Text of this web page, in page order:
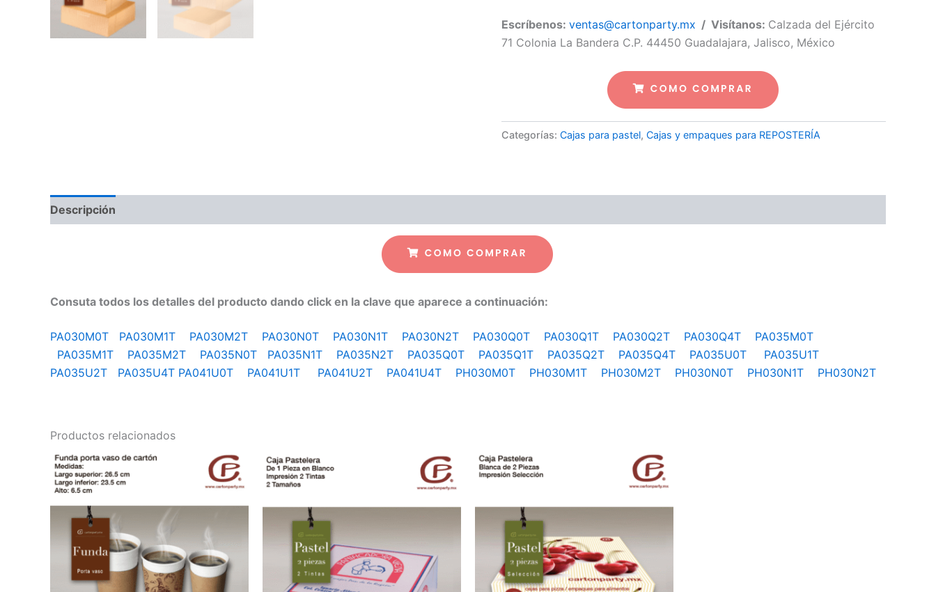
Escríbenos: ventas@cartonparty.mx / Visítanos: Calzada del Ejército
71 Colonia La Bandera C.P. 44450 Guadalajara, Jalisco, México
Categorías: Cajas para pastel, Cajas y empaques para REPOSTERÍA
Descripción
Consuta todos los detalles del producto dando click en la clave que aparece a continuación:
PA030M0T PA030M1T PA030M2T PA030N0T PA030N1T PA030N2T PA030Q0T PA030Q1T PA030Q2T PA030Q4T PA035M0T
PA035M1T PA035M2T PA035N0T PA035N1T PA035N2T PA035Q0T PA035Q1T PA035Q2T PA035Q4T PA035U0T
PA035U1T
PA035U2T
PA035U4T PA041U0T PA041U1T PA041U2T PA041U4T PH030M0T PH030M1T PH030M2T PH030N0T PH030N1T PH030N2T
Productos relacionados